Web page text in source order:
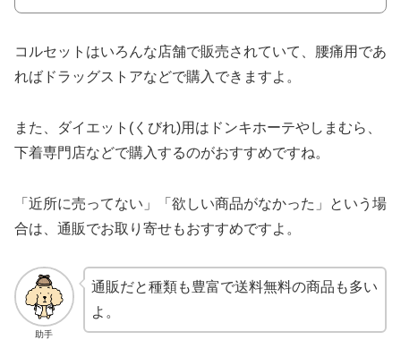
コルセットはいろんな店舗で販売されていて、腰痛用であ
ればドラッグストアなどで購入できますよ。
また、ダイエット(くびれ)用はドンキホーテやしまむら、
下着専門店などで購入するのがおすすめですね。
「近所に売ってない」「欲しい商品がなかった」という場
合は、通販でお取り寄せもおすすめですよ。
助手
通販だと種類も豊富で送料無料の商品も多い
よ。